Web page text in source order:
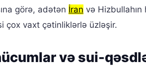
görə, adətən İran və
çox vaxt çətinliklərlə üzləşir.
və sui-